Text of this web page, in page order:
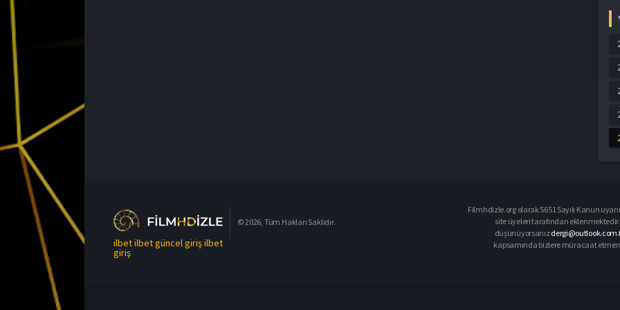
ilbetilbet güncel girişilbet
giriş
© 2026, Tüm Hakları Saklıdır.
Filmhdizle.org olarak 5651 Sayılı Kanun
site üyeleri tarafından
düşünüyorsanız
kapsamında bizlere müracaat